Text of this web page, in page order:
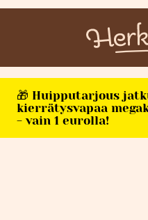
🎁 Huipputarjous
kierrätysvapaa
- vain 1 eurolla!